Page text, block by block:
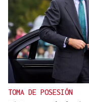
TOMA DE POSESIÓN